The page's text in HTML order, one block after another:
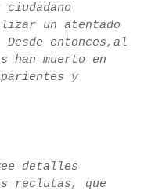
un atentado
entonces,al
han muerto en
y
detalles
reclutas, que